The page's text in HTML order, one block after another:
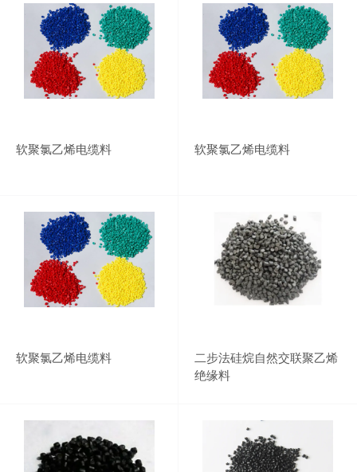
软聚氯乙烯电缆料 软聚氯乙烯电缆料
软聚氯乙烯电缆料
二步法硅烷自然交联聚乙烯
绝缘料